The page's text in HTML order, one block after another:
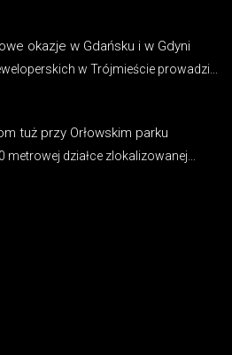
okazje w Gdańsku i w Gdyni
w Trójmieście prowadzi...
tuż przy Orłowskim parku
metrowej działce zlokalizowanej...